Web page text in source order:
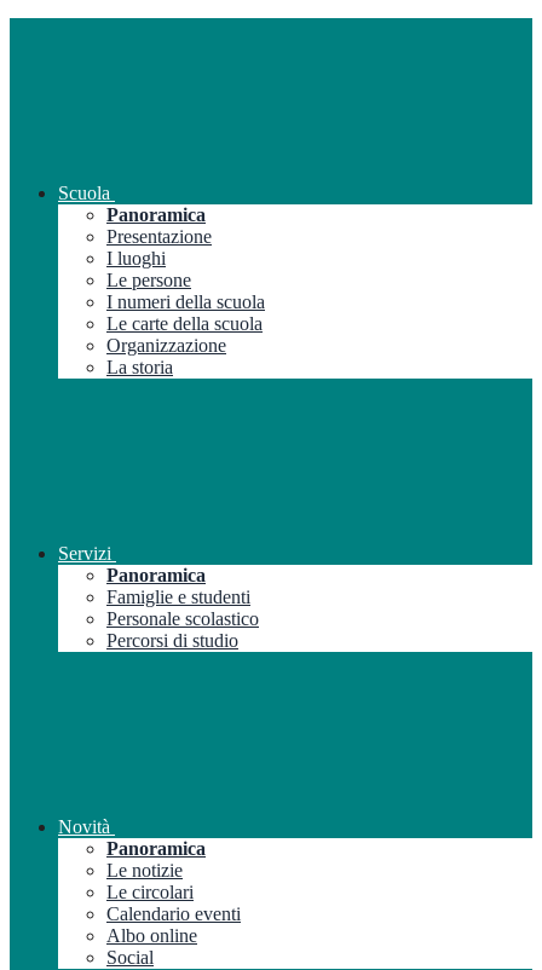
Scuola
Panoramica
Presentazione
I luoghi
Le persone
I numeri della scuola
Le carte della scuola
Organizzazione
La storia
Servizi
Panoramica
Famiglie e studenti
Personale scolastico
Percorsi di studio
Novità
Panoramica
Le notizie
Le circolari
Calendario eventi
Albo online
Social